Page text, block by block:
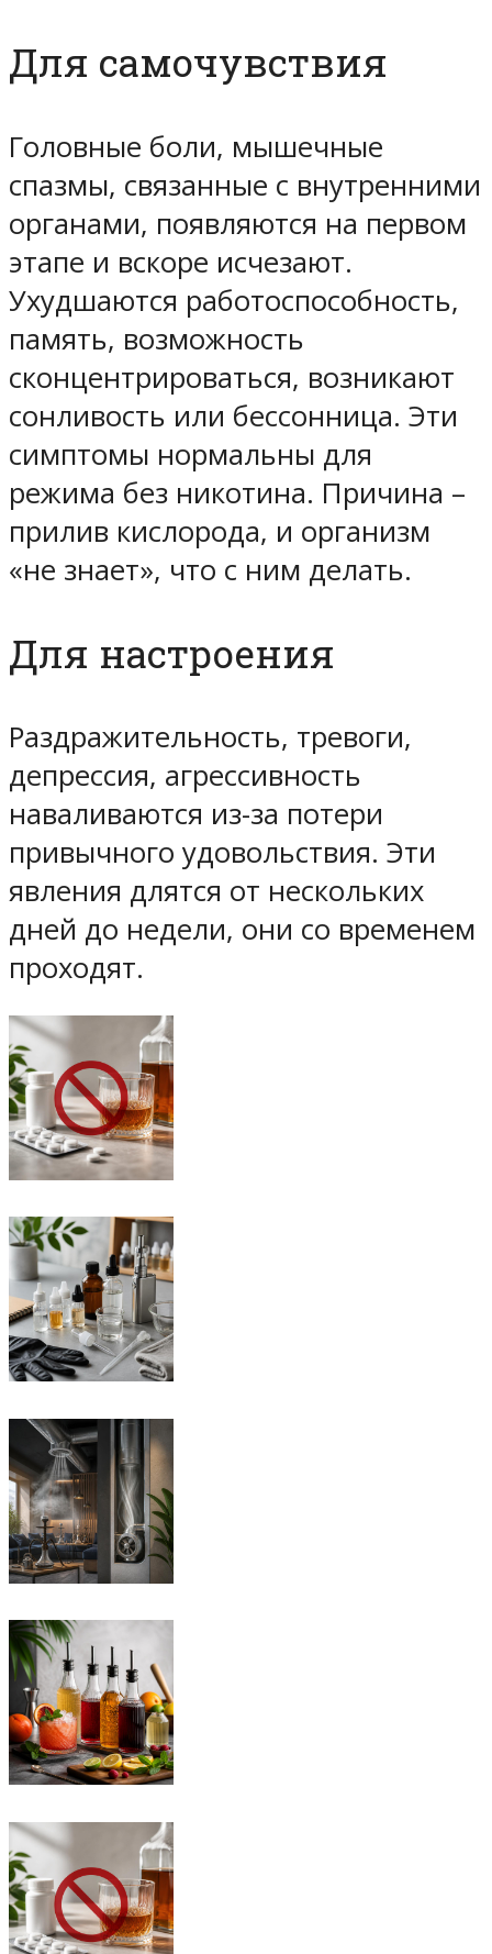
Для самочувствия
Головные боли, мышечные
спазмы, связанные с внутренними
органами, появляются на первом
этапе и вскоре исчезают.
Ухудшаются работоспособность,
память, возможность
сконцентрироваться, возникают
сонливость или бессонница. Эти
симптомы нормальны для
режима без никотина. Причина –
прилив кислорода, и организм
«не знает», что с ним делать.
Для настроения
Раздражительность, тревоги,
депрессия, агрессивность
наваливаются из-за потери
привычного удовольствия. Эти
явления длятся от нескольких
дней до недели, они со временем
проходят.